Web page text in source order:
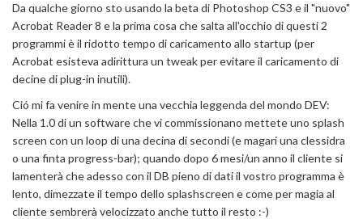
Da qualche giorno sto usando la beta di Photoshop CS3 e il "nuovo"
Acrobat Reader 8 e la prima cosa che salta all'occhio di questi 2
programmi è il ridotto tempo di caricamento allo startup (per
Acrobat esisteva adirittura un tweak per evitare il caricamento di
decine di plug-in inutili).
Ció mi fa venire in mente una vecchia leggenda del mondo DEV:
Nella 1.0 di un software che vi commissionano mettete uno splash
screen con un loop di una decina di secondi (e magari una clessidra
o una finta progress-bar); quando dopo 6 mesi/un anno il cliente si
lamenterà che adesso con il DB pieno di dati il vostro programma è
lento, dimezzate il tempo dello splashscreen e come per magia al
cliente sembrerà velocizzato anche tutto il resto :-)